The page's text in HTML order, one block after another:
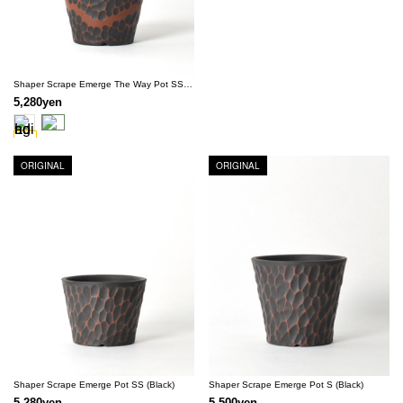
5,280yen
ORIGINAL
Shaper Scrape Emerge Pot SS (Black)
ORIGINAL
Shaper Scrape Emerge Pot S (Black)